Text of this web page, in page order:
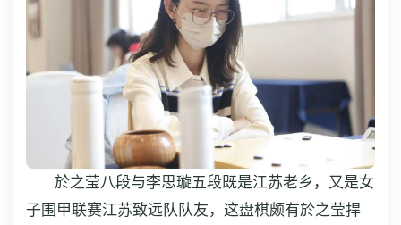
於之莹八段与李思璇五段既是江苏老乡，又是女
子围甲联赛江苏致远队队友，这盘棋颇有於之莹捍